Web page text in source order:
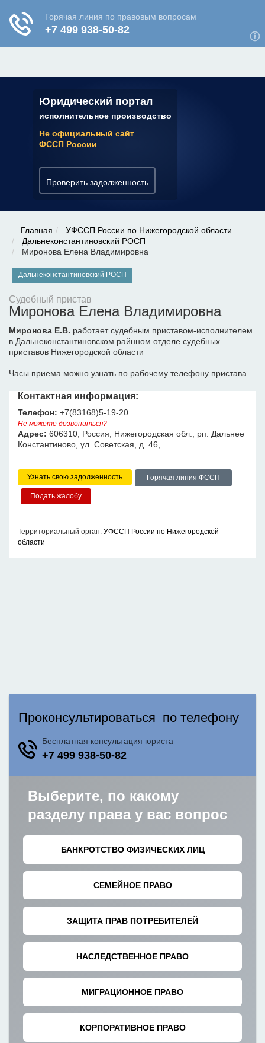
Юридический портал
исполнительное производство
Не официальный сайт
ФССП России
Проверить задолженность
✆ 7 (800) 350-22-64
Главная
УФССП России по Нижегородской области
Дальнеконстантиновский РОСП
Миронова Елена Владимировна
Дальнеконстантиновский РОСП
Судебный пристав
Миронова Елена Владимировна
Миронова Е.В. работает судебным приставом-исполнителем
в Дальнеконстантиновском райнном отделе судебных
приставов Нижегородской области
Часы приема можно узнать по рабочему телефону пристава.
Контактная информация:
Телефон: +7(83168)5-19-20
Не можете дозвониться?
Адрес: 606310, Россия, Нижегородская обл., рп. Дальнее
Константиново, ул. Советская, д. 46,
Узнать свою задолженность Горячая линия ФССП
Территориальный орган: УФССП России по Нижегородской
области